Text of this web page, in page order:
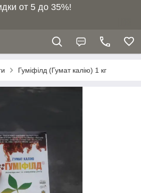
от 5 до 35%!
Гуміфілд (Гумат калію) 1 кг